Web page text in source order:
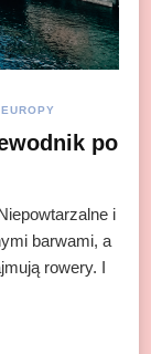
po
i
barwami, a
rowery. I